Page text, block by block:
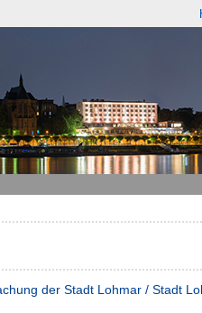
der Stadt Lohmar / Stadt